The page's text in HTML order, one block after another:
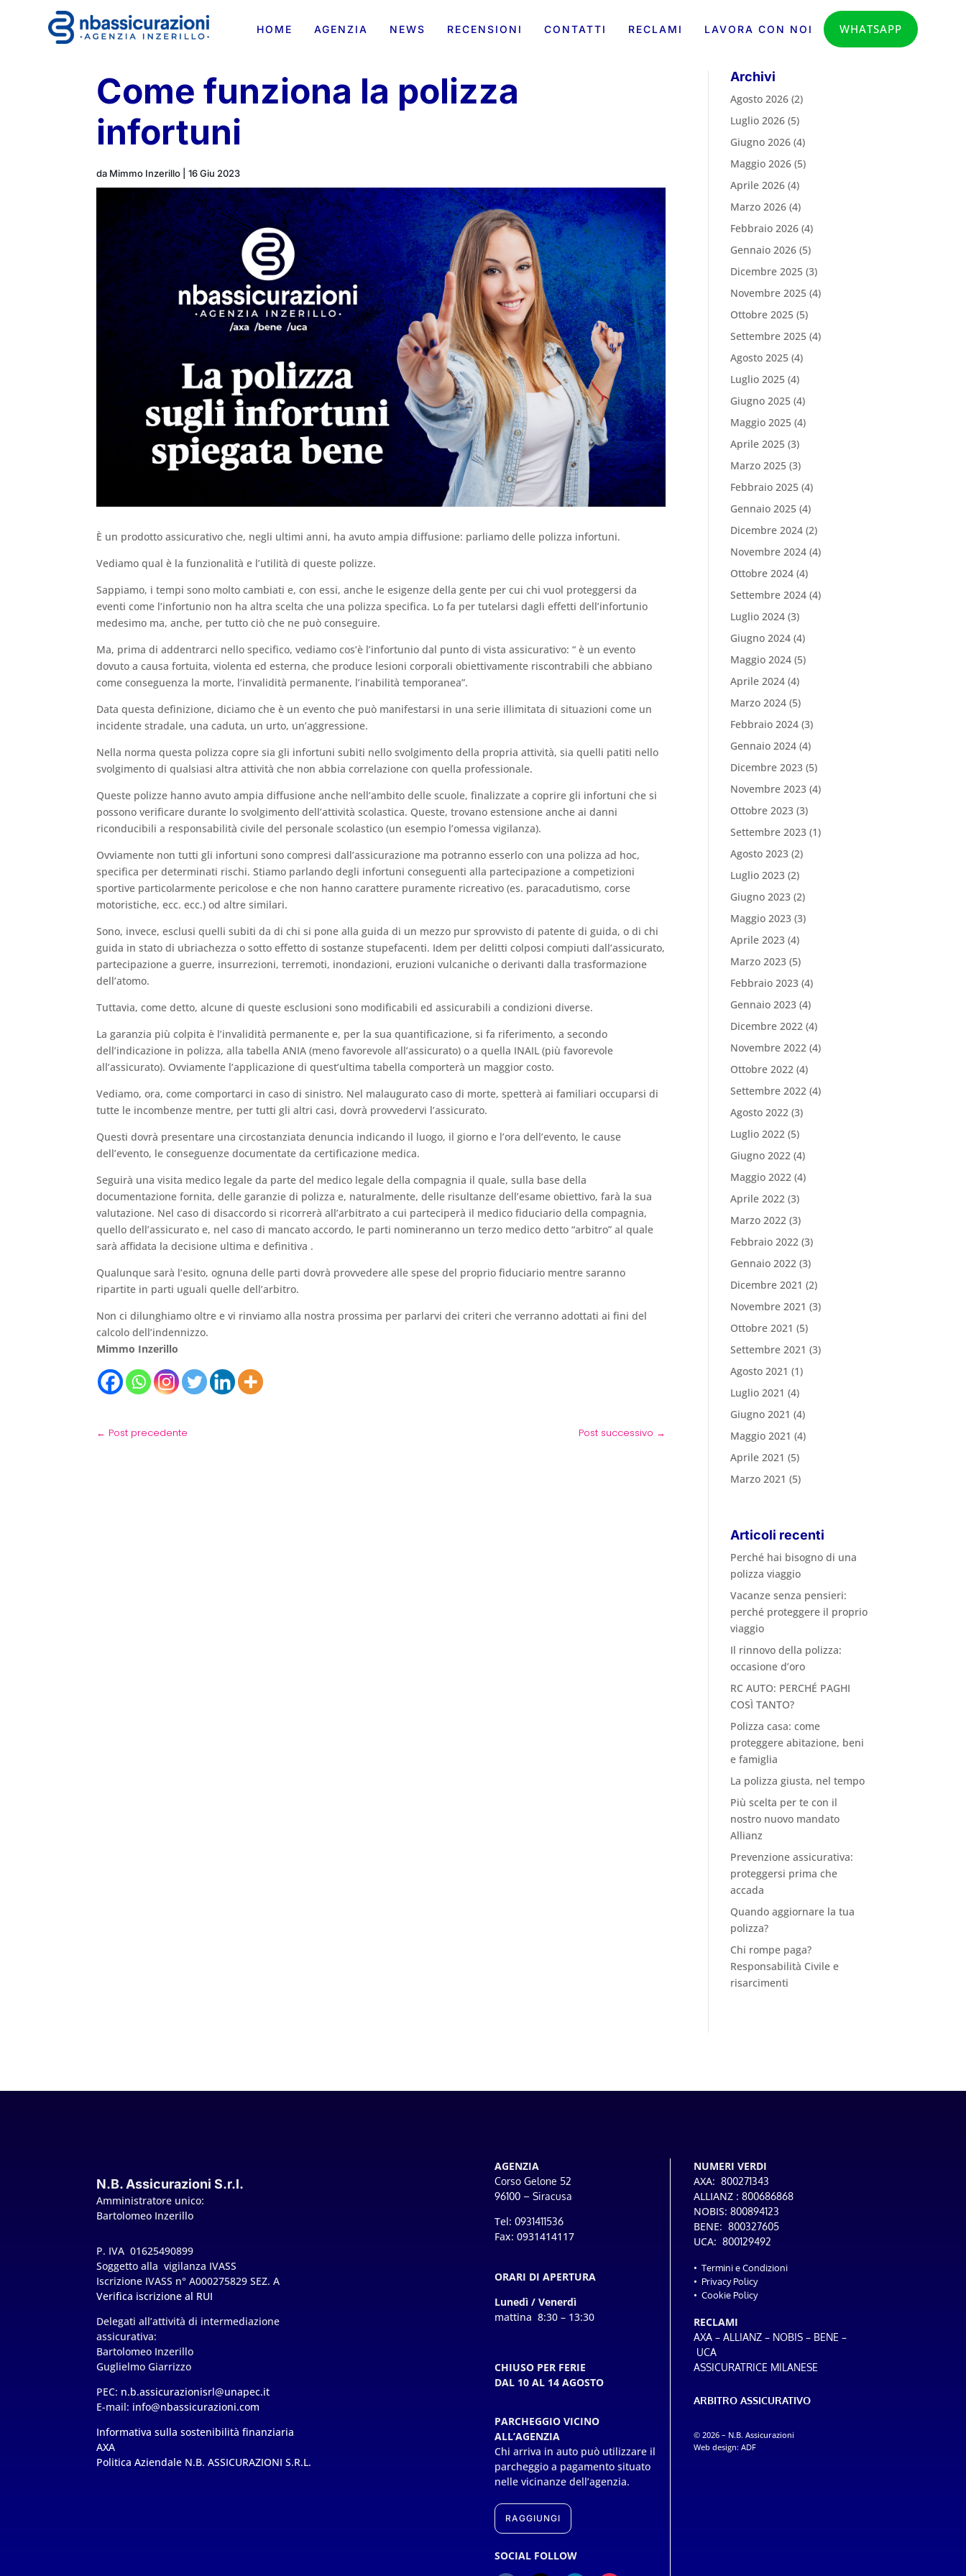
HOME AGENZIA NEWS RECENSIONI CONTATTI RECLAMI LAVORA CON NOI WHATSAPP
Come funziona la polizza
infortuni
da Mimmo Inzerillo |16 Giu 2023
È un prodotto assicurativo che, negli ultimi anni, ha avuto ampia diffusione: parliamo delle polizza infortuni.
Vediamo qual è la funzionalità e l’utilità di queste polizze.
Sappiamo, i tempi sono molto cambiati e, con essi, anche le esigenze della gente per cui chi vuol proteggersi da
eventi come l’infortunio non ha altra scelta che una polizza specifica. Lo fa per tutelarsi dagli effetti dell’infortunio
medesimo ma, anche, per tutto ciò che ne può conseguire.
Ma, prima di addentrarci nello specifico, vediamo cos’è l’infortunio dal punto di vista assicurativo: “ è un evento
dovuto a causa fortuita, violenta ed esterna, che produce lesioni corporali obiettivamente riscontrabili che abbiano
come conseguenza la morte, l’invalidità permanente, l’inabilità temporanea”.
Data questa definizione, diciamo che è un evento che può manifestarsi in una serie illimitata di situazioni come un
incidente stradale, una caduta, un urto, un’aggressione.
Nella norma questa polizza copre sia gli infortuni subiti nello svolgimento della propria attività, sia quelli patiti nello
svolgimento di qualsiasi altra attività che non abbia correlazione con quella professionale.
Queste polizze hanno avuto ampia diffusione anche nell’ambito delle scuole, finalizzate a coprire gli infortuni che si
possono verificare durante lo svolgimento dell’attività scolastica. Queste, trovano estensione anche ai danni
riconducibili a responsabilità civile del personale scolastico (un esempio l’omessa vigilanza).
Ovviamente non tutti gli infortuni sono compresi dall’assicurazione ma potranno esserlo con una polizza ad hoc,
specifica per determinati rischi. Stiamo parlando degli infortuni conseguenti alla partecipazione a competizioni
sportive particolarmente pericolose e che non hanno carattere puramente ricreativo (es. paracadutismo, corse
motoristiche, ecc. ecc.) od altre similari.
Sono, invece, esclusi quelli subiti da di chi si pone alla guida di un mezzo pur sprovvisto di patente di guida, o di chi
guida in stato di ubriachezza o sotto effetto di sostanze stupefacenti. Idem per delitti colposi compiuti dall’assicurato,
partecipazione a guerre, insurrezioni, terremoti, inondazioni, eruzioni vulcaniche o derivanti dalla trasformazione
dell’atomo.
Tuttavia, come detto, alcune di queste esclusioni sono modificabili ed assicurabili a condizioni diverse.
La garanzia più colpita è l’invalidità permanente e, per la sua quantificazione, si fa riferimento, a secondo
dell’indicazione in polizza, alla tabella ANIA (meno favorevole all’assicurato) o a quella INAIL (più favorevole
all’assicurato). Ovviamente l’applicazione di quest’ultima tabella comporterà un maggior costo.
Vediamo, ora, come comportarci in caso di sinistro. Nel malaugurato caso di morte, spetterà ai familiari occuparsi di
tutte le incombenze mentre, per tutti gli altri casi, dovrà provvedervi l’assicurato.
Questi dovrà presentare una circostanziata denuncia indicando il luogo, il giorno e l’ora dell’evento, le cause
dell’evento, le conseguenze documentate da certificazione medica.
Seguirà una visita medico legale da parte del medico legale della compagnia il quale, sulla base della
documentazione fornita, delle garanzie di polizza e, naturalmente, delle risultanze dell’esame obiettivo, farà la sua
valutazione. Nel caso di disaccordo si ricorrerà all’arbitrato a cui parteciperà il medico fiduciario della compagnia,
quello dell’assicurato e, nel caso di mancato accordo, le parti nomineranno un terzo medico detto “arbitro” al quale
sarà affidata la decisione ultima e definitiva .
Qualunque sarà l’esito, ognuna delle parti dovrà provvedere alle spese del proprio fiduciario mentre saranno
ripartite in parti uguali quelle dell’arbitro.
Non ci dilunghiamo oltre e vi rinviamo alla nostra prossima per parlarvi dei criteri che verranno adottati ai fini del
calcolo dell’indennizzo.
Mimmo Inzerillo
← Post precedente Post successivo →
Archivi
Agosto 2026 (2)
Luglio 2026 (5)
Giugno 2026 (4)
Maggio 2026 (5)
Aprile 2026 (4)
Marzo 2026 (4)
Febbraio 2026 (4)
Gennaio 2026 (5)
Dicembre 2025 (3)
Novembre 2025 (4)
Ottobre 2025 (5)
Settembre 2025 (4)
Agosto 2025 (4)
Luglio 2025 (4)
Giugno 2025 (4)
Maggio 2025 (4)
Aprile 2025 (3)
Marzo 2025 (3)
Febbraio 2025 (4)
Gennaio 2025 (4)
Dicembre 2024 (2)
Novembre 2024 (4)
Ottobre 2024 (4)
Settembre 2024 (4)
Luglio 2024 (3)
Giugno 2024 (4)
Maggio 2024 (5)
Aprile 2024 (4)
Marzo 2024 (5)
Febbraio 2024 (3)
Gennaio 2024 (4)
Dicembre 2023 (5)
Novembre 2023 (4)
Ottobre 2023 (3)
Settembre 2023 (1)
Agosto 2023 (2)
Luglio 2023 (2)
Giugno 2023 (2)
Maggio 2023 (3)
Aprile 2023 (4)
Marzo 2023 (5)
Febbraio 2023 (4)
Gennaio 2023 (4)
Dicembre 2022 (4)
Novembre 2022 (4)
Ottobre 2022 (4)
Settembre 2022 (4)
Agosto 2022 (3)
Luglio 2022 (5)
Giugno 2022 (4)
Maggio 2022 (4)
Aprile 2022 (3)
Marzo 2022 (3)
Febbraio 2022 (3)
Gennaio 2022 (3)
Dicembre 2021 (2)
Novembre 2021 (3)
Ottobre 2021 (5)
Settembre 2021 (3)
Agosto 2021 (1)
Luglio 2021 (4)
Giugno 2021 (4)
Maggio 2021 (4)
Aprile 2021 (5)
Marzo 2021 (5)
Articoli recenti
Perché hai bisogno di una
polizza viaggio
Vacanze senza pensieri:
perché proteggere il proprio
viaggio
Il rinnovo della polizza:
occasione d’oro
RC AUTO: PERCHÉ PAGHI
COSÌ TANTO?
Polizza casa: come
proteggere abitazione, beni
e famiglia
La polizza giusta, nel tempo
Più scelta per te con il
nostro nuovo mandato
Allianz
Prevenzione assicurativa:
proteggersi prima che
accada
Quando aggiornare la tua
polizza?
Chi rompe paga?
Responsabilità Civile e
risarcimenti
N.B. Assicurazioni S.r.l.
Amministratore unico:
Bartolomeo Inzerillo
P. IVA 01625490899
Soggetto alla vigilanza IVASS
Iscrizione IVASS n° A000275829 SEZ. A
Verifica iscrizione al RUI
Delegati all’attività di intermediazione
assicurativa:
Bartolomeo Inzerillo
Guglielmo Giarrizzo
PEC: n.b.assicurazionisrl@unapec.it
E-mail: info@nbassicurazioni.com
Informativa sulla sostenibilità finanziaria
AXA
Politica Aziendale N.B. ASSICURAZIONI S.R.L.
AGENZIA
Corso Gelone 52
96100 – Siracusa
Tel:0931411536
Fax: 0931414117
ORARI DI APERTURA
Lunedì / Venerdì
mattina 8:30 – 13:30
CHIUSO PER FERIE
DAL 10 AL 14 AGOSTO
PARCHEGGIO VICINO
ALL’AGENZIA
Chi arriva in auto può utilizzare il
parcheggio a pagamento situato
nelle vicinanze dell’agenzia.
RAGGIUNGI
SOCIAL FOLLOW
NUMERI VERDI
AXA: 800271343
ALLIANZ : 800686868
NOBIS: 800894123
BENE: 800327605
UCA: 800129492
• Termini e Condizioni
• Privacy Policy
• Cookie Policy
RECLAMI
AXA– ALLIANZ– NOBIS– BENE –
UCA
ASSICURATRICE MILANESE
ARBITRO ASSICURATIVO
© 2026 – N.B. Assicurazioni
Web design: ADF